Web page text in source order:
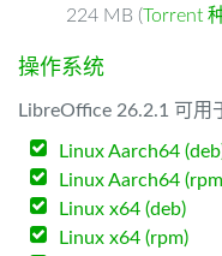
224 MB (Torrent
操作系统
LibreOffice 26.2.1 可用
Linux Aarch64
Linux Aarch64
Linux x64 (deb)
Linux x64 (rpm)